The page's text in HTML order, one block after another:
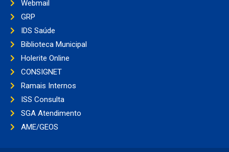
Webmail
GRP
IDS Saúde
Biblioteca Municipal
Holerite Online
CONSIGNET
Ramais Internos
ISS Consulta
SGA Atendimento
AME/GEOS